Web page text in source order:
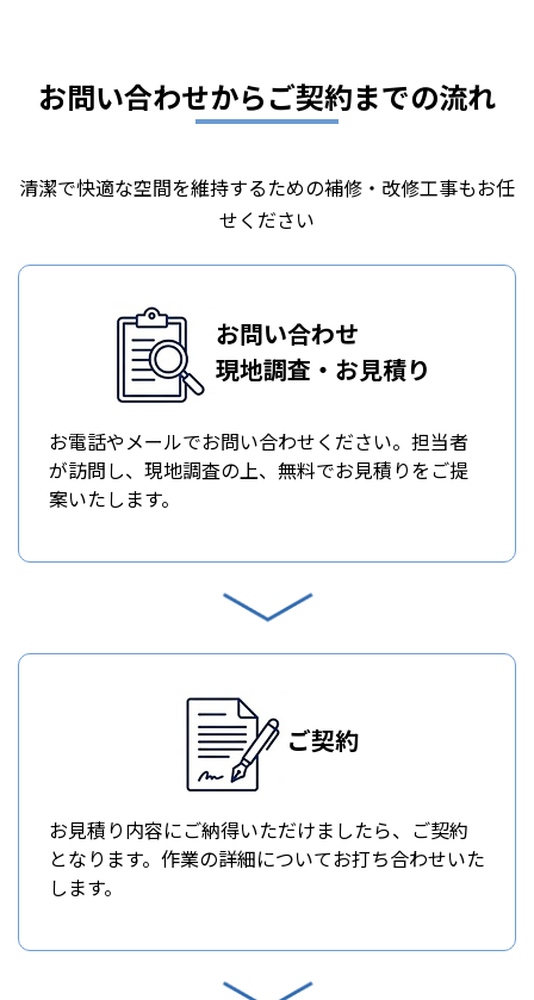
お問い合わせからご契約までの流れ
清潔で快適な空間を維持するための補修・改修工事もお任
せください
お問い合わせ
現地調査・お見積り
お電話やメールでお問い合わせください。担当者
が訪問し、現地調査の上、無料でお見積りをご提
案いたします。
ご契約
お見積り内容にご納得いただけましたら、ご契約
となります。作業の詳細についてお打ち合わせいた
します。